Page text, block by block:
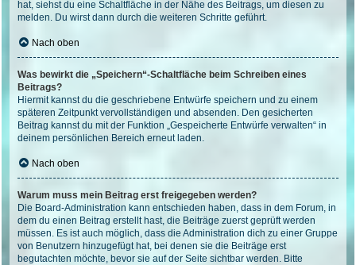
hat, siehst du eine Schaltfläche in der Nähe des Beitrags, um diesen zu
melden. Du wirst dann durch die weiteren Schritte geführt.
Nach oben
Was bewirkt die „Speichern“-Schaltfläche beim Schreiben eines
Beitrags?
Hiermit kannst du die geschriebene Entwürfe speichern und zu einem
späteren Zeitpunkt vervollständigen und absenden. Den gesicherten
Beitrag kannst du mit der Funktion „Gespeicherte Entwürfe verwalten“ in
deinem persönlichen Bereich erneut laden.
Nach oben
Warum muss mein Beitrag erst freigegeben werden?
Die Board-Administration kann entschieden haben, dass in dem Forum, in
dem du einen Beitrag erstellt hast, die Beiträge zuerst geprüft werden
müssen. Es ist auch möglich, dass die Administration dich zu einer Gruppe
von Benutzern hinzugefügt hat, bei denen sie die Beiträge erst
begutachten möchte, bevor sie auf der Seite sichtbar werden. Bitte